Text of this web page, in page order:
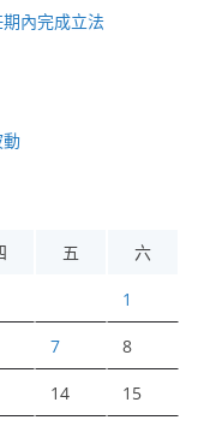
內完成立法
動
五 六
1
7 8
14 15